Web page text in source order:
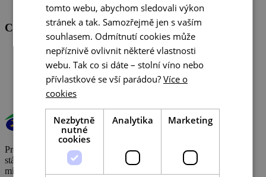
Centrála cestovního ruchu - Jižní Morava, z.s.p.o
Veřejné zakázky
Cookies
Provoz a činnost DMO byly podpořeny za přispění prostředků
státního rozpočtu České republiky z programu Ministerstva pro
místní rozvoj.
tomto webu, abychom sledovali výkon
stránek a tak. Samozřejmě jen s vaším
souhlasem. Odmítnutí cookies může
nepříznivě ovlivnit některé vlastnosti
webu. Tak co si dáte – stolní víno nebo
přívlastkové se vší parádou? Více o
cookies
Nezbytně
nutné
cookies
Analytika Marketing